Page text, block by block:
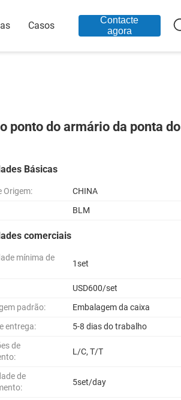
Casos
Contacte
agora
ponto do armário da ponta do
Básicas
Origem:
CHINA
BLM
comerciais
mínima de
1set
USD600/set
padrão:
Embalagem da caixa
entrega:
5-8 dias do trabalho
de
L/C, T/T
de
5set/day